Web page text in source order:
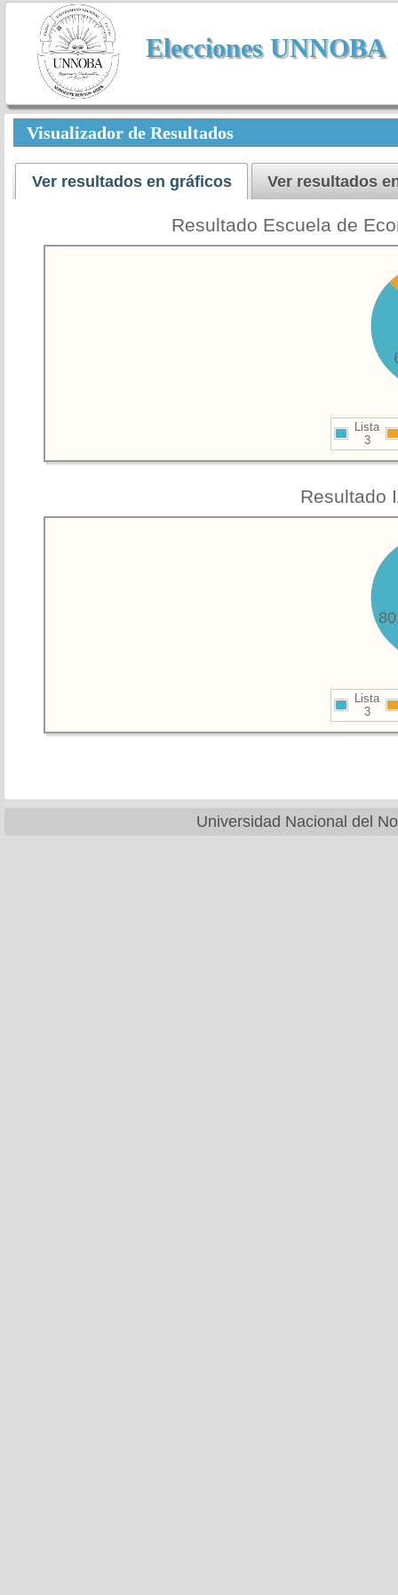
Elecciones UNNOBA
Visualizador de Resultados
Ver resultados en gráficos Ver resultados
Resultado Escuela de
Lista
3
Resultado
Lista
3
Universidad Nacional del